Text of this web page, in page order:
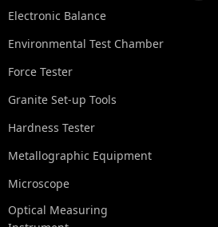
Electronic Balance
Environmental Test Chamber
Force Tester
Granite Set-up Tools
Hardness Tester
Metallographic Equipment
Microscope
Optical Measuring